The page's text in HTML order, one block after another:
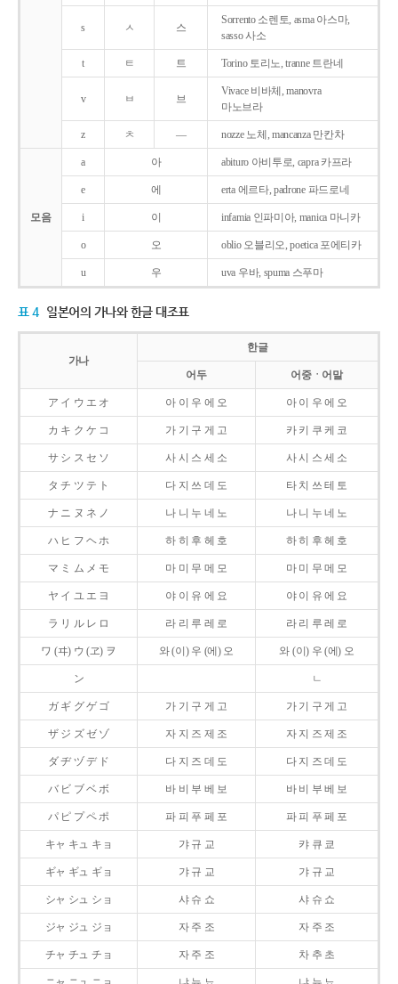
s ㅅ 스
Sorrento 소렌토, asma 아스마,
sasso 사소
t ㅌ 트 Torino 토리노, tranne 트란네
v ㅂ 브
Vivace 비바체, manovra
마노브라
z ㅊ ― nozze 노체, mancanza 만칸차
모음
a 아 abituro 아비투로, capra 카프라
e 에 erta 에르타, padrone 파드로네
i 이 infamia 인파미아, manica 마니카
o 오 oblio 오블리오, poetica 포에티카
u 우 uva 우바, spuma 스푸마
표 4 일본어의 가나와 한글 대조표
가나
한글
어두 어중ㆍ어말
ア イ ウ エ オ 아 이 우 에 오 아 이 우 에 오
カ キ ク ケ コ 가 기 구 게 고 카 키 쿠 케 코
サ シ ス セ ソ 사 시 스 세 소 사 시 스 세 소
タ チ ツ テ ト 다 지 쓰 데 도 타 치 쓰 테 토
ナ ニ ヌ ネ ノ 나 니 누 네 노 나 니 누 네 노
ハ ヒ フ ヘ ホ 하 히 후 헤 호 하 히 후 헤 호
マ ミ ム メ モ 마 미 무 메 모 마 미 무 메 모
ヤ イ ユ エ ヨ 야 이 유 에 요 야 이 유 에 요
ラ リ ル レ ロ 라 리 루 레 로 라 리 루 레 로
ワ (ヰ) ウ (ヱ) ヲ 와 (이) 우 (에) 오 와 (이) 우 (에) 오
ン ㄴ
ガ ギ グ ゲ ゴ 가 기 구 게 고 가 기 구 게 고
ザ ジ ズ ゼ ゾ 자 지 즈 제 조 자 지 즈 제 조
ダ ヂ ヅ デ ド 다 지 즈 데 도 다 지 즈 데 도
バ ビ ブ ベ ボ 바 비 부 베 보 바 비 부 베 보
パ ピ プ ペ ポ 파 피 푸 페 포 파 피 푸 페 포
キャ キュ キョ 갸 규 교 캬 큐 쿄
ギャ ギュ ギョ 갸 규 교 갸 규 교
シャ シュ ショ 샤 슈 쇼 샤 슈 쇼
ジャ ジュ ジョ 자 주 조 자 주 조
チャ チュ チョ 자 주 조 차 추 초